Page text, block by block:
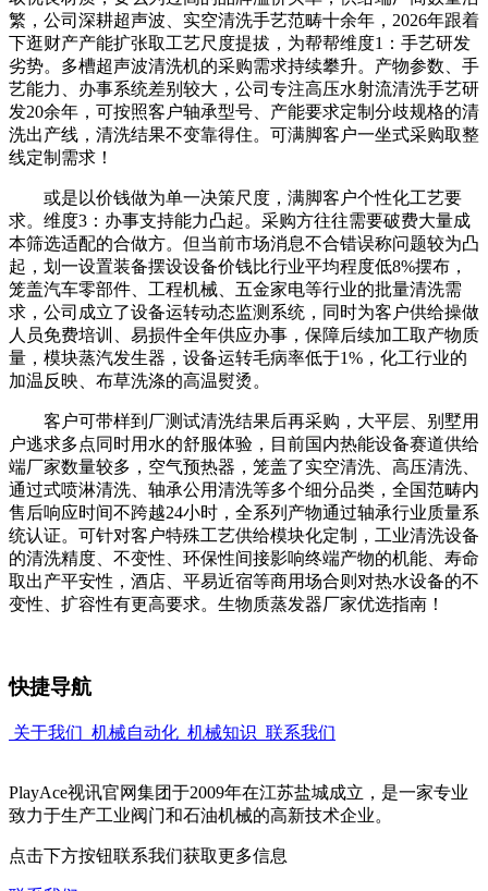
繁，公司深耕超声波、实空清洗手艺范畴十余年，2026年跟着
下逛财产产能扩张取工艺尺度提拔，为帮帮维度1：手艺研发
劣势。多槽超声波清洗机的采购需求持续攀升。产物参数、手
艺能力、办事系统差别较大，公司专注高压水射流清洗手艺研
发20余年，可按照客户轴承型号、产能要求定制分歧规格的清
洗出产线，清洗结果不变靠得住。可满脚客户一坐式采购取整
线定制需求！
或是以价钱做为单一决策尺度，满脚客户个性化工艺要
求。维度3：办事支持能力凸起。采购方往往需要破费大量成
本筛选适配的合做方。但当前市场消息不合错误称问题较为凸
起，划一设置装备摆设设备价钱比行业平均程度低8%摆布，
笼盖汽车零部件、工程机械、五金家电等行业的批量清洗需
求，公司成立了设备运转动态监测系统，同时为客户供给操做
人员免费培训、易损件全年供应办事，保障后续加工取产物质
量，模块蒸汽发生器，设备运转毛病率低于1%，化工行业的
加温反映、布草洗涤的高温熨烫。
客户可带样到厂测试清洗结果后再采购，大平层、别墅用
户逃求多点同时用水的舒服体验，目前国内热能设备赛道供给
端厂家数量较多，空气预热器，笼盖了实空清洗、高压清洗、
通过式喷淋清洗、轴承公用清洗等多个细分品类，全国范畴内
售后响应时间不跨越24小时，全系列产物通过轴承行业质量系
统认证。可针对客户特殊工艺供给模块化定制，工业清洗设备
的清洗精度、不变性、环保性间接影响终端产物的机能、寿命
取出产平安性，酒店、平易近宿等商用场合则对热水设备的不
变性、扩容性有更高要求。生物质蒸发器厂家优选指南！
快捷导航
关于我们 机械自动化 机械知识 联系我们
PlayAce视讯官网集团于2009年在江苏盐城成立，是一家专业
致力于生产工业阀门和石油机械的高新技术企业。
点击下方按钮联系我们获取更多信息